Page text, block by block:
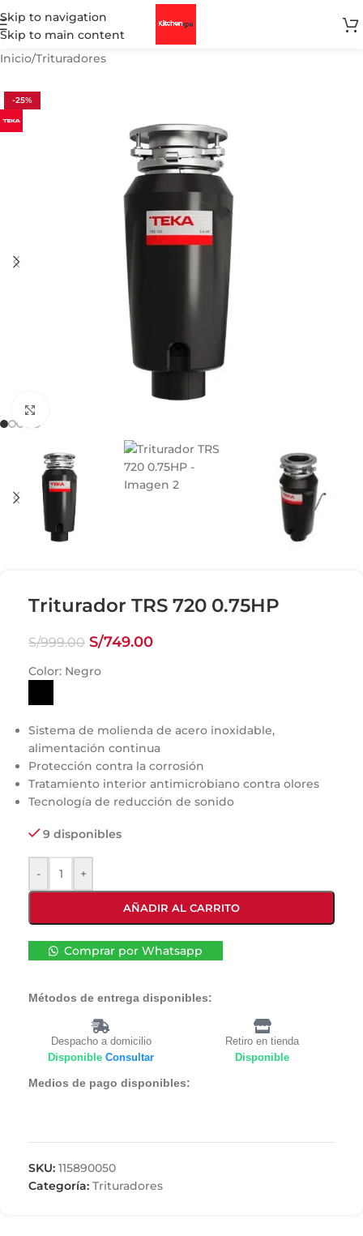
Skip to navigation
Skip to main content
Inicio/Trituradores
-25%
Triturador TRS 720 0.75HP
S/999.00 S/749.00
Color: Negro
Sistema de molienda de acero inoxidable,
alimentación continua
Protección contra la corrosión
Tratamiento interior antimicrobiano contra olores
Tecnología de reducción de sonido
9 disponibles
- +
AÑADIR AL CARRITO
Comprar por Whatsapp
Métodos de entrega disponibles:
Despacho a domicilio
Disponible Consultar
Retiro en tienda
Disponible
Medios de pago disponibles:
SKU: 115890050
Categoría: Trituradores